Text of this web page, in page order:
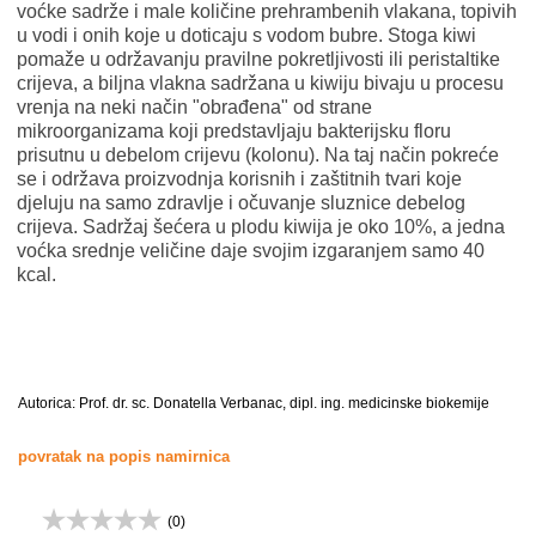
voćke sadrže i male količine prehrambenih vlakana, topivih
u vodi i onih koje u doticaju s vodom bubre. Stoga kiwi
pomaže u održavanju pravilne pokretljivosti ili peristaltike
crijeva, a biljna vlakna sadržana u kiwiju bivaju u procesu
vrenja na neki način "obrađena" od strane
mikroorganizama koji predstavljaju bakterijsku floru
prisutnu u debelom crijevu (kolonu). Na taj način pokreće
se i održava proizvodnja korisnih i zaštitnih tvari koje
djeluju na samo zdravlje i očuvanje sluznice debelog
crijeva. Sadržaj šećera u plodu kiwija je oko 10%, a jedna
voćka srednje veličine daje svojim izgaranjem samo 40
kcal.
Autorica: Prof. dr. sc. Donatella Verbanac, dipl. ing. medicinske biokemije
povratak na popis namirnica
(0)